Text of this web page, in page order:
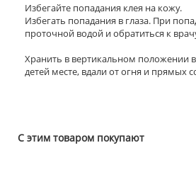
Избегайте попадания клея на кожу.
Избегать попадания в глаза. При
проточной водой и обратиться к
Хранить в вертикальном положении
детей месте, вдали от огня и прямых
С этим товаром покупают